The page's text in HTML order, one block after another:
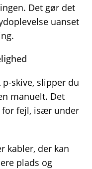
Det gør det
uanset
skive, slipper du
manuelt. Det
for fejl, især under
kabler, der kan
plads og